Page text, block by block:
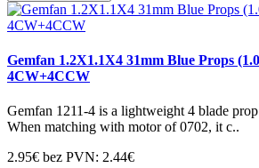
Gemfan 1.2X1.1X4 31mm Blue Props
4CW+4CCW
Gemfan 1211-4 is a lightweight 4 blade
When matching with motor of 0702, it c..
2.95€ bez PVN: 2.44€